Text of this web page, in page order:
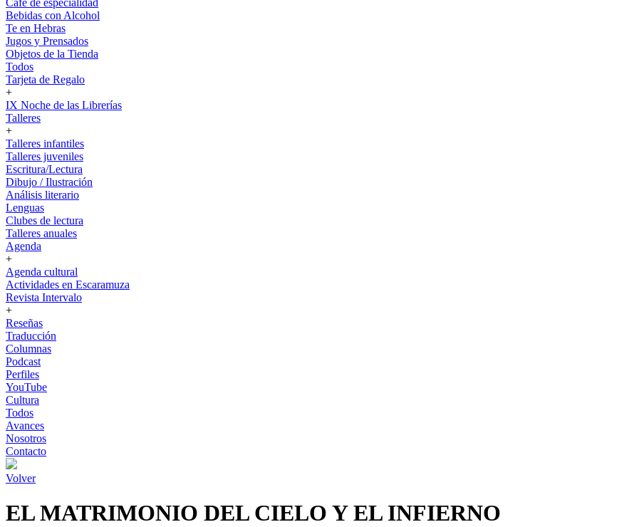
Café de especialidad
Bebidas con Alcohol
Te en Hebras
Jugos y Prensados
Objetos de la Tienda
Todos
Tarjeta de Regalo
+
IX Noche de las Librerías
Talleres
+
Talleres infantiles
Talleres juveniles
Escritura/Lectura
Dibujo / Ilustración
Análisis literario
Lenguas
Clubes de lectura
Talleres anuales
Agenda
+
Agenda cultural
Actividades en Escaramuza
Revista Intervalo
+
Reseñas
Traducción
Columnas
Podcast
Perfiles
YouTube
Cultura
Todos
Avances
Nosotros
Contacto
Volver
EL MATRIMONIO DEL CIELO Y EL INFIERNO